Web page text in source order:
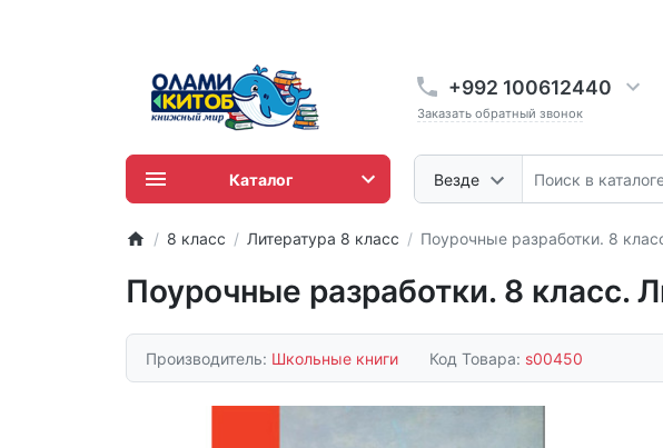
+992 100612440
Заказать обратный звонок
Везде
Каталог
8 класс Литература 8 класс Поурочные разработки. 8
Поурочные разработки. 8 класс.
Производитель: Школьные книги Код Товара: s00450